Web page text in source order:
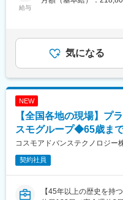
〇空港保安施設
といった道内の空港施設
〇基本施設の整備
■入社後の流れ
任者研修を受講いただき
給与
歳530万円／33歳600万
た場合賃金はあくまで
る可能性があります。
気になる
NEW
【全国各地の現場】プ
スモグループ◆65歳ま
コスモアドバンステクノロジー
契約社員
【45年以上の歴史を持